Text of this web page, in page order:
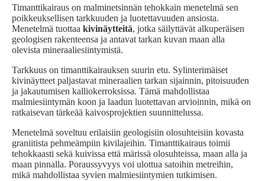
Timanttikairaus on malminetsinnän tehokkain menetelmä sen
poikkeuksellisen tarkkuuden ja luotettavuuden ansiosta.
Menetelmä tuottaa kivinäytteitä, jotka säilyttävät alkuperäisen
geologisen rakenteensa ja antavat tarkan kuvan maan alla
olevista mineraaliesiintymistä.
Tarkkuus on timanttikairauksen suurin etu. Sylinterimäiset
kivinäytteet paljastavat mineraalien tarkan sijainnin, pitoisuuden
ja jakautumisen kalliokerroksissa. Tämä mahdollistaa
malmiesiintymän koon ja laadun luotettavan arvioinnin, mikä on
ratkaisevan tärkeää kaivosprojektien suunnittelussa.
Menetelmä soveltuu erilaisiin geologisiin olosuhteisiin kovasta
graniitista pehmeämpiin kivilajeihin. Timanttikairaus toimii
tehokkaasti sekä kuivissa että märissä olosuhteissa, maan alla ja
maan pinnalla. Poraussyvyys voi ulottua satoihin metreihin,
mikä mahdollistaa syvien malmiesiintymien tutkimisen.